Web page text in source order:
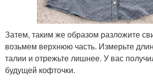
Затем, таким же образом разложите
возьмем верхнюю часть. Измерьте
талии и отрежьте лишнее. У вас
будущей кофточки.